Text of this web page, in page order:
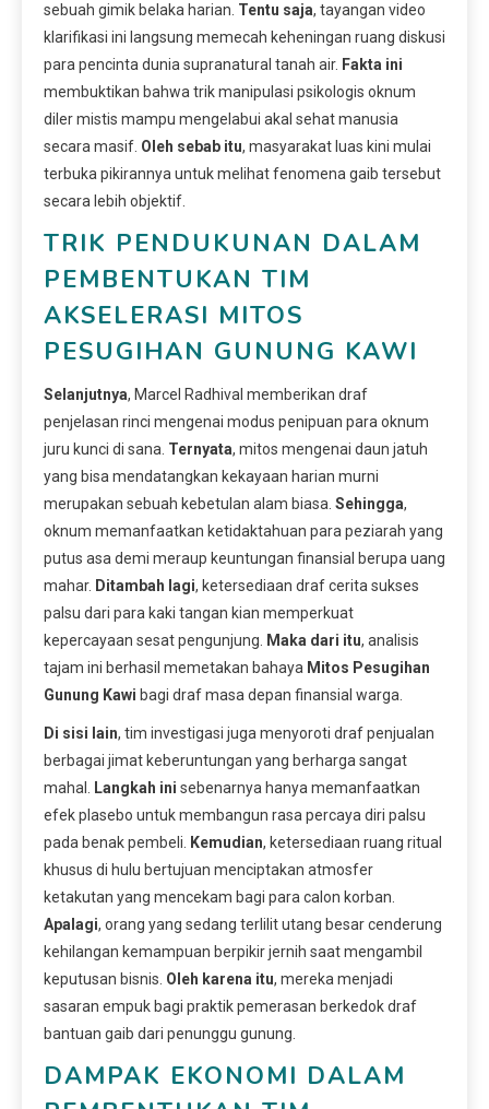
sebuah gimik belaka harian. Tentu saja, tayangan video
klarifikasi ini langsung memecah keheningan ruang diskusi
para pencinta dunia supranatural tanah air. Fakta ini
membuktikan bahwa trik manipulasi psikologis oknum
diler mistis mampu mengelabui akal sehat manusia
secara masif. Oleh sebab itu, masyarakat luas kini mulai
terbuka pikirannya untuk melihat fenomena gaib tersebut
secara lebih objektif.
TRIK PENDUKUNAN DALAM
PEMBENTUKAN TIM
AKSELERASI MITOS
PESUGIHAN GUNUNG KAWI
Selanjutnya, Marcel Radhival memberikan draf
penjelasan rinci mengenai modus penipuan para oknum
juru kunci di sana. Ternyata, mitos mengenai daun jatuh
yang bisa mendatangkan kekayaan harian murni
merupakan sebuah kebetulan alam biasa. Sehingga,
oknum memanfaatkan ketidaktahuan para peziarah yang
putus asa demi meraup keuntungan finansial berupa uang
mahar. Ditambah lagi, ketersediaan draf cerita sukses
palsu dari para kaki tangan kian memperkuat
kepercayaan sesat pengunjung. Maka dari itu, analisis
tajam ini berhasil memetakan bahaya Mitos Pesugihan
Gunung Kawi bagi draf masa depan finansial warga.
Di sisi lain, tim investigasi juga menyoroti draf penjualan
berbagai jimat keberuntungan yang berharga sangat
mahal. Langkah ini sebenarnya hanya memanfaatkan
efek plasebo untuk membangun rasa percaya diri palsu
pada benak pembeli. Kemudian, ketersediaan ruang ritual
khusus di hulu bertujuan menciptakan atmosfer
ketakutan yang mencekam bagi para calon korban.
Apalagi, orang yang sedang terlilit utang besar cenderung
kehilangan kemampuan berpikir jernih saat mengambil
keputusan bisnis. Oleh karena itu, mereka menjadi
sasaran empuk bagi praktik pemerasan berkedok draf
bantuan gaib dari penunggu gunung.
DAMPAK EKONOMI DALAM